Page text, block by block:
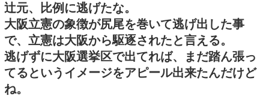
辻元、比例に逃げたな。
大阪立憲の象徴が尻尾を巻いて逃げ出した事
で、立憲は大阪から駆逐されたと言える。
逃げずに大阪選挙区で出てれば、まだ踏ん張っ
てるというイメージをアピール出来たんだけど
ね。